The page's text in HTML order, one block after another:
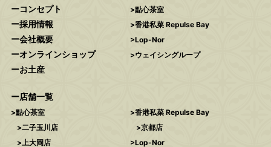
コンセプト
採用情報
会社概要
オンラインショップ
お土産
點心茶室
香港私菜 Repulse Bay
Lop-Nor
ウェイシングループ
店舗一覧
點心茶室
二子玉川店
上大岡店
香港私菜 Repulse Bay
京都店
Lop-Nor